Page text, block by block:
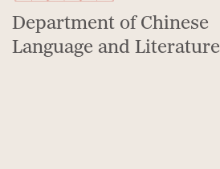
Department of Chinese
Language and Literature